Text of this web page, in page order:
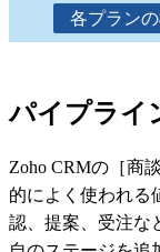
各プラン
パイプライ
Zoho CRMの［商
的によく使われる
認、提案、受注な